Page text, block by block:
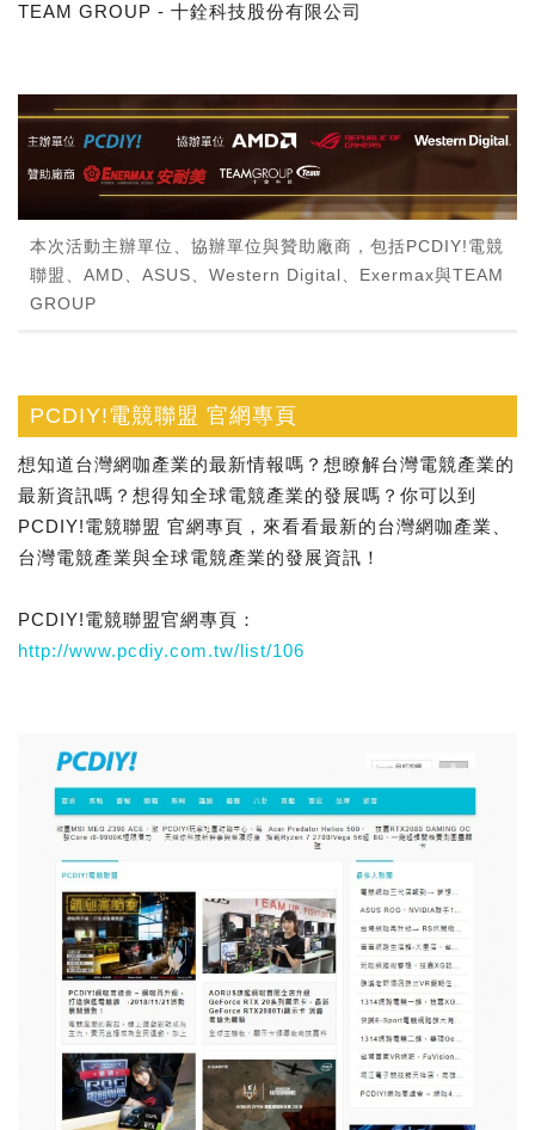
TEAM GROUP - 十銓科技股份有限公司
本次活動主辦單位、協辦單位與贊助廠商，包括PCDIY!電競
聯盟、AMD、ASUS、Western Digital、Exermax與TEAM
GROUP
PCDIY!電競聯盟 官網專頁
想知道台灣網咖產業的最新情報嗎？想瞭解台灣電競產業的
最新資訊嗎？想得知全球電競產業的發展嗎？你可以到
PCDIY!電競聯盟 官網專頁，來看看最新的台灣網咖產業、
台灣電競產業與全球電競產業的發展資訊！
PCDIY!電競聯盟官網專頁：
http://www.pcdiy.com.tw/list/106